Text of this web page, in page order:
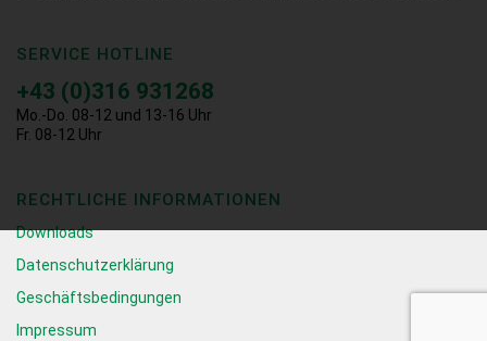
SERVICE HOTLINE
+43 (0)316 931268
Mo.-Do. 08-12 und 13-16 Uhr
Fr. 08-12 Uhr
RECHTLICHE INFORMATIONEN
Downloads
Datenschutzerklärung
Geschäftsbedingungen
Impressum